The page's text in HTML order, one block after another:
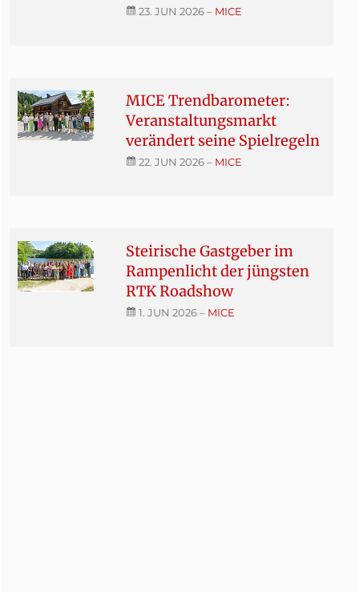
23. JUN 2026– MICE
MICE Trendbarometer:
Veranstaltungsmarkt
verändert seine Spielregeln
22. JUN 2026– MICE
Steirische Gastgeber im
Rampenlicht der jüngsten
RTK Roadshow
1. JUN 2026– MICE